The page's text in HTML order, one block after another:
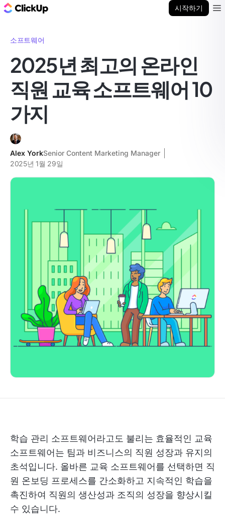
시작하기
소프트웨어
2025년 최고의 온라인
직원 교육 소프트웨어 10
가지
Alex YorkSenior Content Marketing Manager
2025년 1월 29일
학습 관리 소프트웨어라고도 불리는 효율적인 교육
소프트웨어는 팀과 비즈니스의 직원 성장과 유지의
초석입니다. 올바른 교육 소프트웨어를 선택하면 직
원 온보딩 프로세스를 간소화하고 지속적인 학습을
촉진하여 직원의 생산성과 조직의 성장을 향상시킬
수 있습니다.